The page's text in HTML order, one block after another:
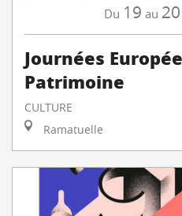
Du 19 au 20
Journées
Patrimoine
CULTURE
Ramatuelle